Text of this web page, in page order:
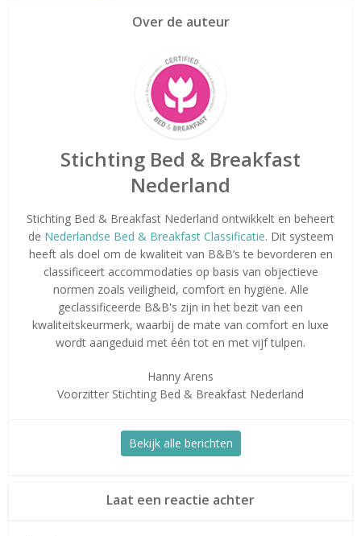
Over de auteur
Stichting Bed & Breakfast
Nederland
Stichting Bed & Breakfast Nederland ontwikkelt en beheert
de Nederlandse Bed & Breakfast Classificatie. Dit systeem
heeft als doel om de kwaliteit van B&B’s te bevorderen en
classificeert accommodaties op basis van objectieve
normen zoals veiligheid, comfort en hygiëne. Alle
geclassificeerde B&B's zijn in het bezit van een
kwaliteitskeurmerk, waarbij de mate van comfort en luxe
wordt aangeduid met één tot en met vijf tulpen.
Hanny Arens
Voorzitter Stichting Bed & Breakfast Nederland
Bekijk alle berichten
Laat een reactie achter